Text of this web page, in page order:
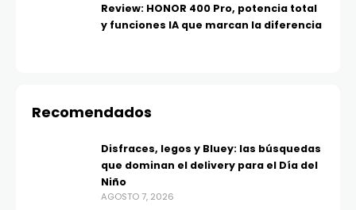
Review: HONOR 400 Pro, potencia total
y funciones IA que marcan la diferencia
Recomendados
Disfraces, legos y Bluey: las búsquedas
que dominan el delivery para el Día del
Niño
AGOSTO 7, 2026